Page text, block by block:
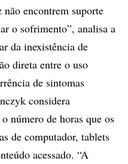
não encontrem suporte
o sofrimento”, analisa a
da inexistência de
direta entre o uso
de sintomas
considera
número de horas que os
de computador, tablets
acessado. “A